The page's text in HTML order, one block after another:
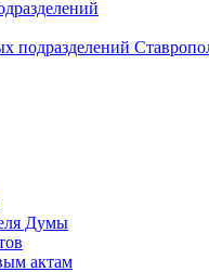
подразделений
Думы
актам